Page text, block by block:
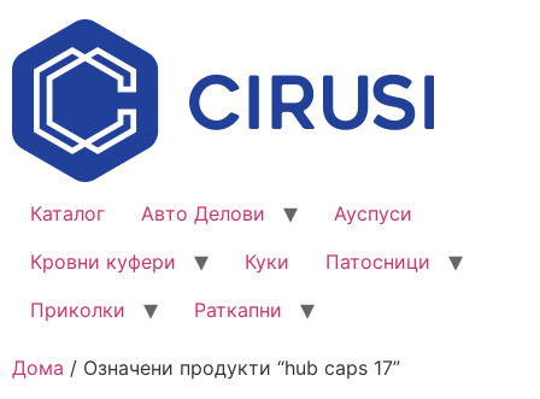
Каталог Авто Делови
Ауспуси
Кровни куфери
Куки
Патосници
Приколки
Раткапни
Дома / Означени продукти “hub caps 17”